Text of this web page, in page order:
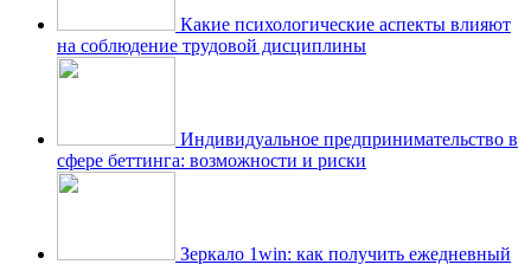
Какие психологические аспекты влияют
на соблюдение трудовой дисциплины
Индивидуальное предпринимательство в
сфере беттинга: возможности и риски
Зеркало 1win: как получить ежедневный